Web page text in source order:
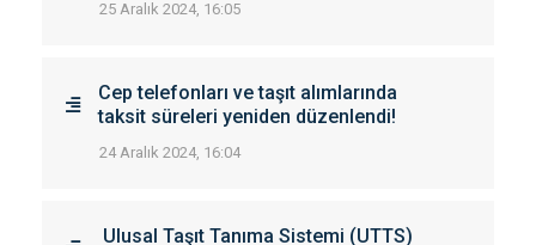
25 Aralık 2024, 16:05
Cep telefonları ve taşıt alımlarında
taksit süreleri yeniden düzenlendi!
24 Aralık 2024, 16:04
Ulusal Taşıt Tanıma Sistemi (UTTS)